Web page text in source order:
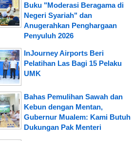
Buku "Moderasi Beragama di
Negeri Syariah" dan
Anugerahkan Penghargaan
Penyuluh 2026
InJourney Airports Beri
Pelatihan Las Bagi 15 Pelaku
UMK
Bahas Pemulihan Sawah dan
Kebun dengan Mentan,
Gubernur Mualem: Kami Butuh
Dukungan Pak Menteri